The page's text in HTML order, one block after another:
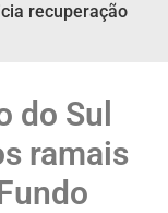
recuperação
do Sul
ramais